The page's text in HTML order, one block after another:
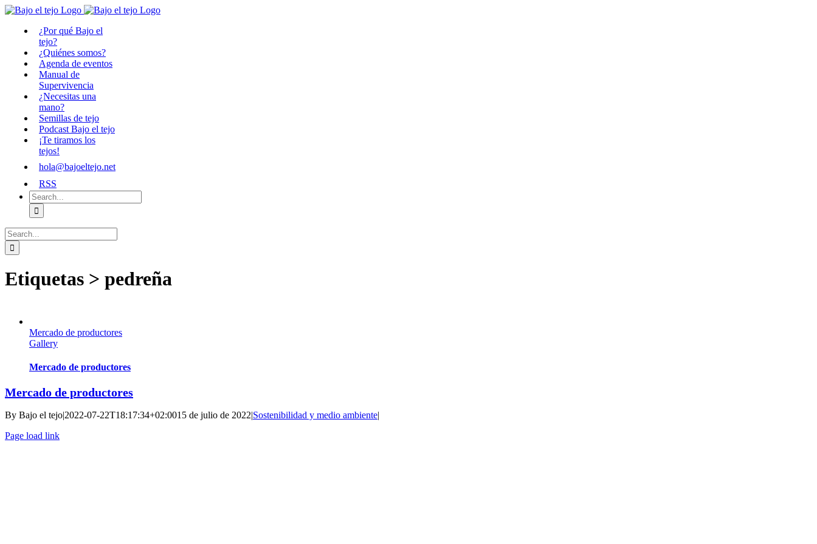
Skip
content
¿Por qué Bajo el
tejo?
¿Quiénes somos?
Agenda de eventos
Manual de
Supervivencia
¿Necesitas una
mano?
Semillas de tejo
Podcast Bajo el tejo
¡Te tiramos los
tejos!
hola@bajoeltejo.net
RSS
Search
for:
Search
for:
Etiquetas > pedreña
Mercado de productores
Gallery
Mercado de productores
Mercado de productores
By Bajo el tejo|2022-07-22T18:17:34+02:0015 de julio de 2022|Sostenibilidad y medio ambiente|
Page load link